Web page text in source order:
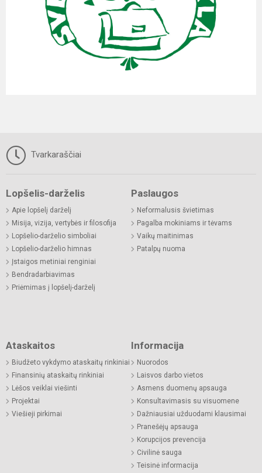
Tvarkaraščiai
Lopšelis-darželis
Apie lopšelį darželį
Misija, vizija, vertybės ir filosofija
Lopšelio-darželio simboliai
Lopšelio-darželio himnas
Įstaigos metiniai renginiai
Bendradarbiavimas
Priėmimas į lopšelį-darželį
Paslaugos
Neformalusis švietimas
Pagalba mokiniams ir tėvams
Vaikų maitinimas
Patalpų nuoma
Ataskaitos
Biudžeto vykdymo ataskaitų rinkiniai
Finansinių ataskaitų rinkiniai
Lėšos veiklai viešinti
Projektai
Viešieji pirkimai
Informacija
Nuorodos
Laisvos darbo vietos
Asmens duomenų apsauga
Konsultavimasis su visuomene
Dažniausiai užduodami klausimai
Pranešėjų apsauga
Korupcijos prevencija
Civilinė sauga
Teisinė informacija